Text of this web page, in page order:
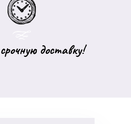
доставку!